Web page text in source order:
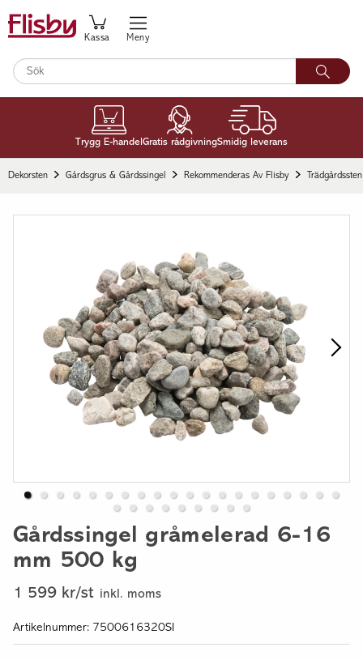
Meny
Kassa
Trygg E-handel Gratis rådgivningSmidig leverans
Dekorsten Gårdsgrus & Gårdssingel Rekommenderas Av Flisby Trädgårdssten
Gårdssingel gråmelerad 6-16
mm 500 kg
1 599 kr/st inkl. moms
Artikelnummer: 7500616320SI